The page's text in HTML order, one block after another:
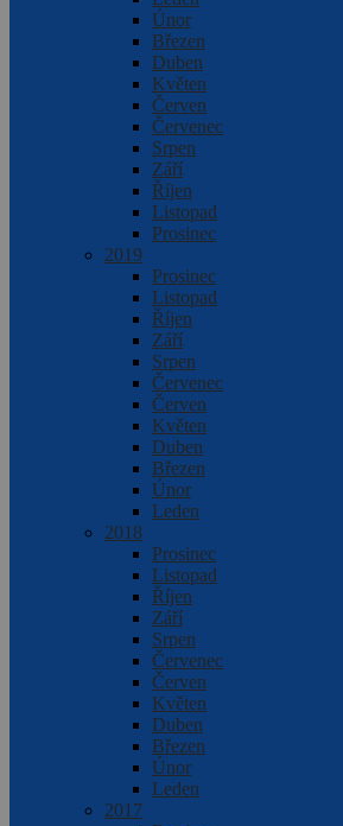
Únor
Březen
Duben
Květen
Červen
Červenec
Srpen
Září
Říjen
Listopad
Prosinec
2019
Prosinec
Listopad
Říjen
Září
Srpen
Červenec
Červen
Květen
Duben
Březen
Únor
Leden
2018
Prosinec
Listopad
Říjen
Září
Srpen
Červenec
Červen
Květen
Duben
Březen
Únor
Leden
2017